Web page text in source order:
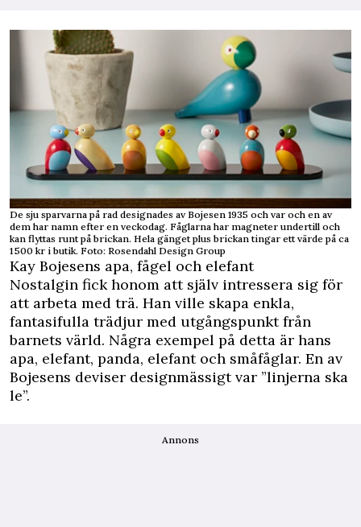
De sju sparvarna på rad designades av Bojesen 1935 och var och en av
dem har namn efter en veckodag. Fåglarna har magneter undertill och
kan flyttas runt på brickan. Hela gänget plus brickan tingar ett värde på ca
1 500 kr i butik. Foto: Rosendahl Design Group
Kay Bojesens apa, fågel och elefant
Nostalgin fick honom att själv intressera sig för
att arbeta med trä. Han ville skapa enkla,
fantasifulla trädjur med utgångspunkt från
barnets värld. Några exempel på detta är hans
apa, elefant, panda, elefant och småfåglar. En av
Bojesens deviser designmässigt var ”linjerna ska
le”.
Annons